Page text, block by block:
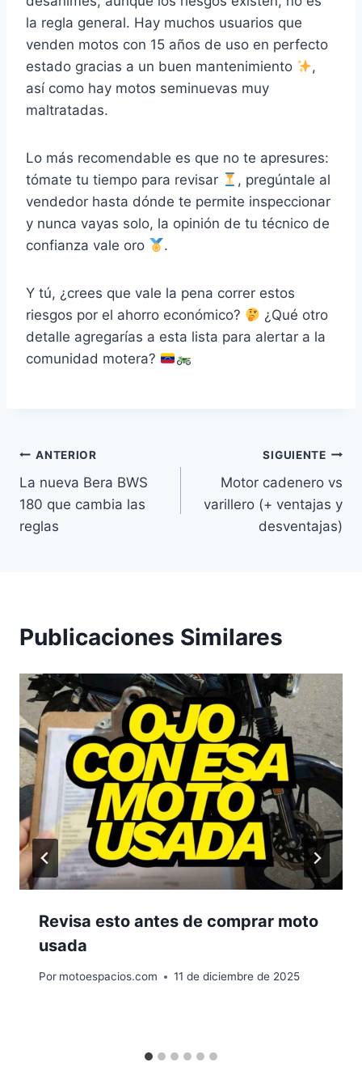
la regla general. Hay muchos usuarios que
venden motos con 15 años de uso en perfecto
estado gracias a un buen mantenimiento
,
así como hay motos seminuevas muy
maltratadas.
Lo más recomendable es que no te apresures:
tómate tu tiempo para revisar
, pregúntale al
vendedor hasta dónde te permite inspeccionar
y nunca vayas solo, la opinión de tu técnico de
confianza vale oro
.
Y tú, ¿crees que vale la pena correr estos
riesgos por el ahorro económico?
¿Qué otro
detalle agregarías a esta lista para alertar a la
comunidad motera?
Navegación
de
entradas
ANTERIOR
La nueva Bera BWS
180 que cambia las
reglas
SIGUIENTE
Motor cadenero vs
varillero (+ ventajas y
desventajas)
Publicaciones Similares
Revisa esto antes de comprar moto
usada
Por motoespacios.com 11 de diciembre de 2025